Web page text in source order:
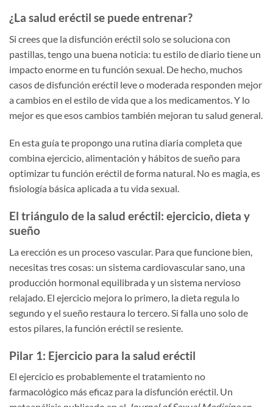
¿La salud eréctil se puede entrenar?
Si crees que la disfunción eréctil solo se soluciona con
pastillas, tengo una buena noticia: tu estilo de diario tiene un
impacto enorme en tu función sexual. De hecho, muchos
casos de disfunción eréctil leve o moderada responden mejor
a cambios en el estilo de vida que a los medicamentos. Y lo
mejor es que esos cambios también mejoran tu salud general.
En esta guía te propongo una rutina diaria completa que
combina ejercicio, alimentación y hábitos de sueño para
optimizar tu función eréctil de forma natural. No es magia, es
fisiología básica aplicada a tu vida sexual.
El triángulo de la salud eréctil: ejercicio, dieta y
sueño
La erección es un proceso vascular. Para que funcione bien,
necesitas tres cosas: un sistema cardiovascular sano, una
producción hormonal equilibrada y un sistema nervioso
relajado. El ejercicio mejora lo primero, la dieta regula lo
segundo y el sueño restaura lo tercero. Si falla uno solo de
estos pilares, la función eréctil se resiente.
Pilar 1: Ejercicio para la salud eréctil
El ejercicio es probablemente el tratamiento no
farmacológico más eficaz para la disfunción eréctil. Un